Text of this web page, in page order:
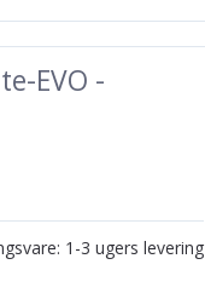
EVO -
1-3 ugers levering